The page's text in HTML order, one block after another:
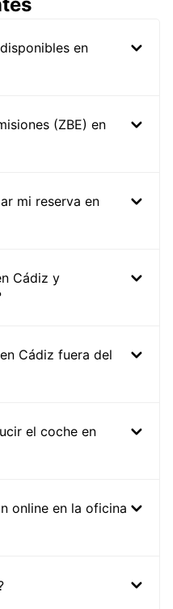
en
(ZBE) en
mi reserva en
Cádiz y
Cádiz fuera del
el coche en
online en la oficina